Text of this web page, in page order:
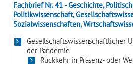
Fachbrief Nr. 41 - Geschichte,
Politikwissenschaft,
Sozialwissenschaften,
Gesellschaftswissenschaftlicher
der Pandemie
Rückkehr in Präsenz- oder